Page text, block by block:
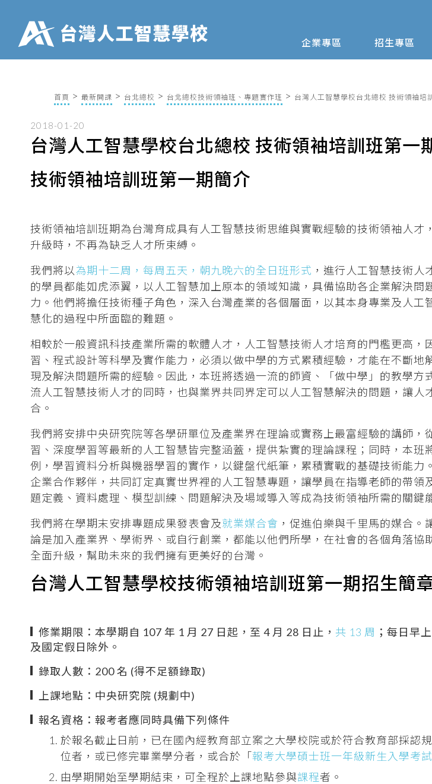
企業專區 招生專區
首頁 最新開課 台北總校 台北總校技術領袖班、專題實作班 台灣人工智慧學校台北總校 技術領袖培
2018-01-20
台灣人工智慧學校台北總校 技術領袖培訓班第一
技術領袖培訓班第一期簡介
技術領袖培訓班期為台灣育成具有人工智慧技術思維與實戰經驗的技術領袖人才
升級時，不再為缺乏人才所束縛。
我們將以為期十二周，每周五天，朝九晚六的全日班形式 ，進行人工智慧技術人
的學員都能如虎添翼，以人工智慧加上原本的領域知識，具備協助各企業解決問
力。他們將擔任技術種子角色，深入台灣產業的各個層面，以其本身專業及人工
慧化的過程中所面臨的難題。
相較於一般資訊科技產業所需的軟體人才，人工智慧技術人才培育的門檻更高，
習、程式設計等科學及實作能力，必須以做中學的方式累積經驗，才能在不斷地
現及解決問題所需的經驗。因此，本班將透過一流的師資、「做中學」的教學方
流人工智慧技術人才的同時，也與業界共同界定可以人工智慧解決的問題，讓人
合。
我們將安排中央研究院等各學研單位及產業界在理論或實務上最富經驗的講師，
習、深度學習等最新的人工智慧皆完整涵蓋，提供紮實的理論課程；同時，本班
例，學習資料分析與機器學習的實作，以鍵盤代紙筆，累積實戰的基礎技術能力
企業合作夥伴，共同訂定真實世界裡的人工智慧專題，讓學員在指導老師的帶領
題定義、資料處理、模型訓練、問題解決及場域導入等成為技術領袖所需的關鍵
我們將在學期末安排專題成果發表會及就業媒合會 ，促進伯樂與千里馬的媒合
論是加入產業界、學術界、或自行創業，都能以他們所學，在社會的各個角落協
全面升級，幫助未來的我們擁有更美好的台灣。
台灣人工智慧學校技術領袖培訓班第一期招生簡
修業期限：本學期自 107 年 1 月 27 日起，至 4 月 28 日止， 共 13 周 ；每日早
及國定假日除外。
錄取人數：200 名 (得不足額錄取)
上課地點：中央研究院 (規劃中)
報名資格：報考者應同時具備下列條件
於報名截止日前，已在國內經教育部立案之大學校院或於符合教育部採認
位者，或已修完畢業學分者，或合於「報考大學碩士班一年級新生入學考試
由學期開始至學期結束，可全程於上課地點參與課程者。